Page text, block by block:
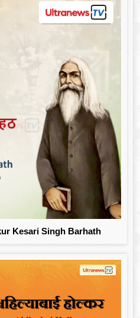
Kesari Singh Barhath